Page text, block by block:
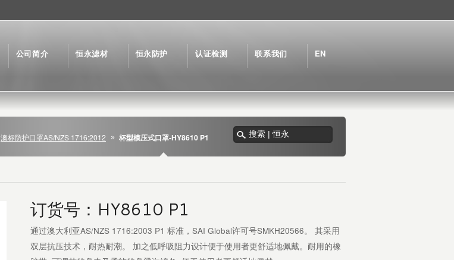
公司简介 恒永滤材 恒永防护 认证检测 联系我们 EN
澳标防护口罩AS/NZS 1716:2012 杯型模压式口罩-HY8610 P1
订货号：HY8610 P1
通过澳大利亚AS/NZS 1716:2003 P1 标准，SAI Global许可号SMKH20566。 其采用
双层抗压技术，耐热耐潮。 加之低呼吸阻力设计便于使用者更舒适地佩戴。耐用的橡